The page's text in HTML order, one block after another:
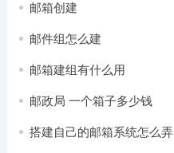
邮箱创建
邮件组怎么建
邮箱建组有什么用
邮政局 一个箱子多少钱
搭建自己的邮箱系统怎么弄